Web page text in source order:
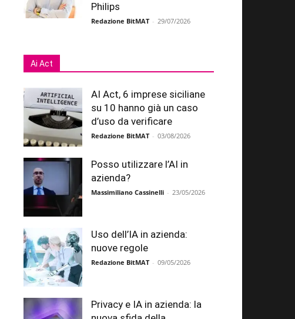
Philips
Redazione BitMAT - 29/07/2026
Ai Act
AI Act, 6 imprese siciliane
su 10 hanno già un caso
d’uso da verificare
Redazione BitMAT - 03/08/2026
Posso utilizzare l’AI in
azienda?
Massimiliano Cassinelli - 23/05/2026
Uso dell’IA in azienda:
nuove regole
Redazione BitMAT - 09/05/2026
Privacy e IA in azienda: la